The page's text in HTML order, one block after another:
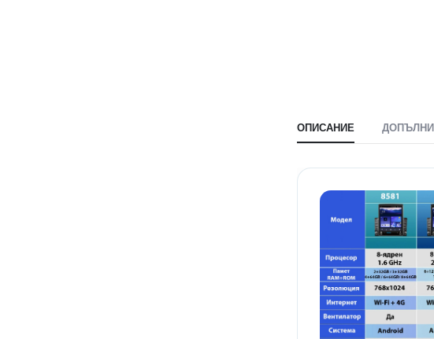
ОПИСАНИЕ